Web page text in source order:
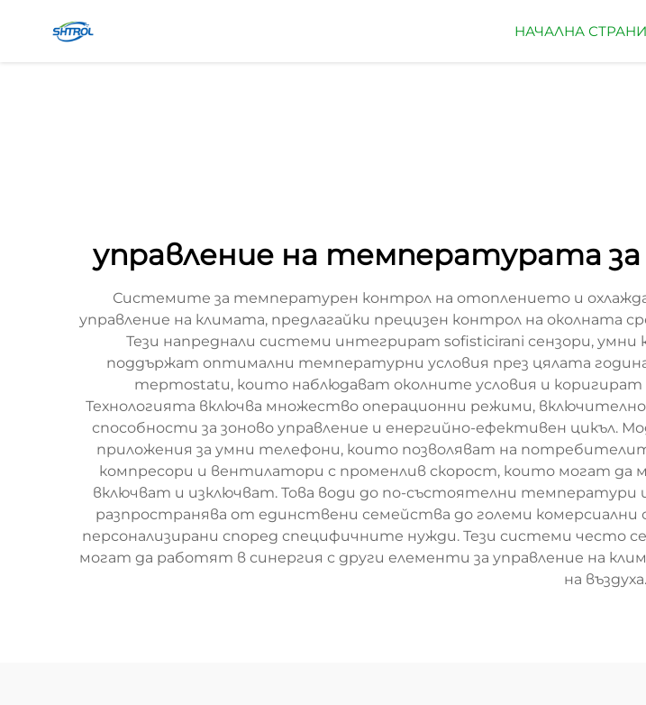
НАЧАЛНА
управление на температурата
Системите за температурен контрол на отоплението и
управление на климата, предлагайки прецизен контрол на околната
Тези напреднали системи интегрират sofisticirani сензори,
поддържат оптимални температурни условия през цялата
терmostatи, които наблюдават околните условия и
Технологията включва множество операционни режими,
способности за зоново управление и енергийно-ефективен цикъл.
приложения за умни телефони, които позволяват на
компресори и вентилатори с променлив скорост, които могат да
включват и изключват. Това води до по-състоятелни
разпространява от единствени семейства до големи
персонализирани според специфичните нужди. Тези системи
могат да работят в синергия с други елементи за управление на
на въздуха.